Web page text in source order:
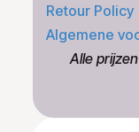
Retour Policy
Algemene
​Alle